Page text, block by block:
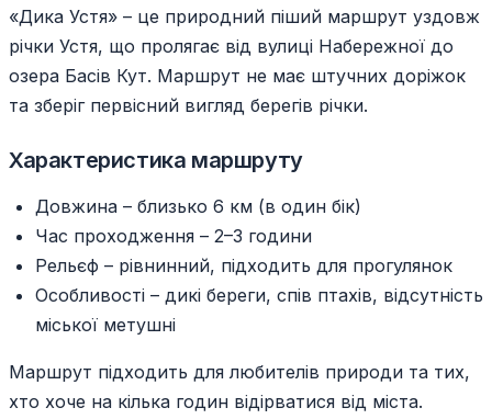
«Дика Устя» – це природний піший маршрут уздовж
річки Устя, що пролягає від вулиці Набережної до
озера Басів Кут. Маршрут не має штучних доріжок
та зберіг первісний вигляд берегів річки.
Характеристика маршруту
Довжина – близько 6 км (в один бік)
Час проходження – 2–3 години
Рельєф – рівнинний, підходить для прогулянок
Особливості – дикі береги, спів птахів, відсутність
міської метушні
Маршрут підходить для любителів природи та тих,
хто хоче на кілька годин відірватися від міста.